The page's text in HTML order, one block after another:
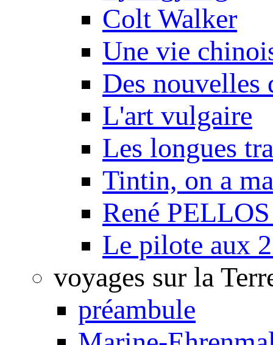
Colt Walker
Une vie
Des nouvelles
L'art vulgaire
Les longues
Tintin, on a
René
Le pilote aux
voyages sur la
préambule